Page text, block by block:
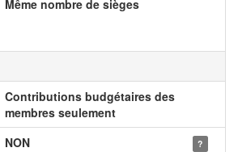
Même nombre de sièges
Contributions budgétaires des
membres seulement
NON ?